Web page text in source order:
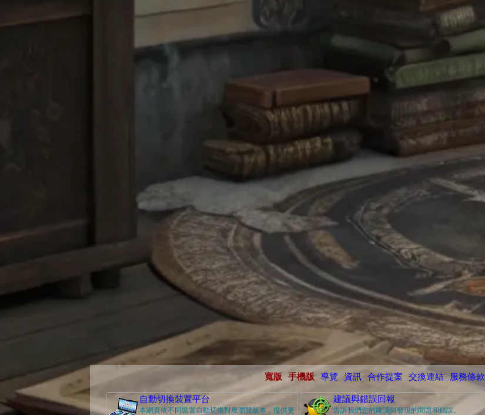
寬版 手機版 導覽 資訊 合作提案 交換連結 服務條款
自動切換裝置平台
本網頁依不同裝置自動切換對應瀏覽版本，提供更
建議與錯誤回報
告訴我們您的建議與發現的問題和錯誤。